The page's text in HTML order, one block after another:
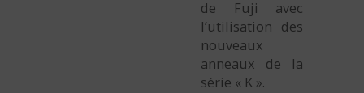
de Fuji avec
l’utilisation des
nouveaux
anneaux de la
série « K ».